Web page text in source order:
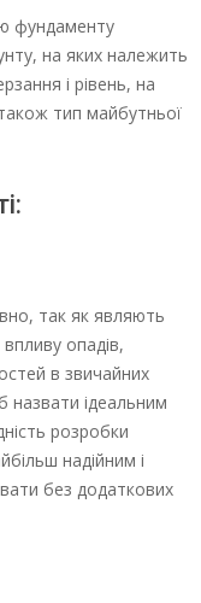
фундаменту
на яких належить
і рівень, на
тип майбутньої
так як являють
опадів,
в звичайних
ідеальним
розробки
надійним і
без додаткових